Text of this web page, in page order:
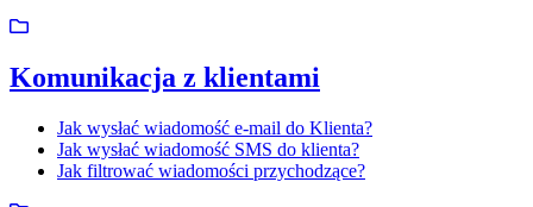
Komunikacja z klientami
Jak wysłać wiadomość e-mail do Klienta?
Jak wysłać wiadomość SMS do klienta?
Jak filtrować wiadomości przychodzące?